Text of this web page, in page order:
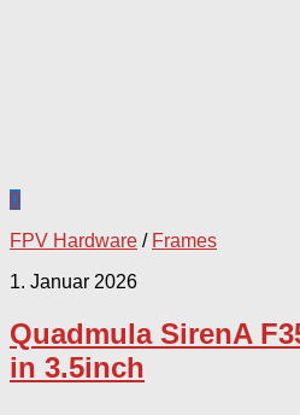
0
FPV Hardware / Frames
1. Januar 2026
Quadmula SirenA
in 3.5inch